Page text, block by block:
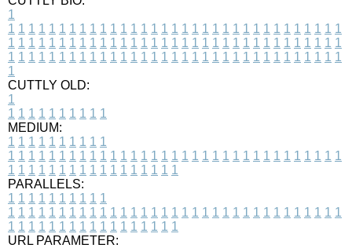
1
1 1 1 1 1 1 1 1 1 1 1 1 1 1 1 1 1 1 1 1 1 1 1 1 1 1 1 1 1 1 1 1 1
1 1 1 1 1 1 1 1 1 1 1 1 1 1 1 1 1 1 1 1 1 1 1 1 1 1 1 1 1 1 1 1 1
1 1 1 1 1 1 1 1 1 1 1 1 1 1 1 1 1 1 1 1 1 1 1 1 1 1 1 1 1 1 1 1 1
1
CUTTLY OLD:
1
1 1 1 1 1 1 1 1 1 1
MEDIUM:
1 1 1 1 1 1 1 1 1 1
1 1 1 1 1 1 1 1 1 1 1 1 1 1 1 1 1 1 1 1 1 1 1 1 1 1 1 1 1 1 1 1 1
1 1 1 1 1 1 1 1 1 1 1 1 1 1 1 1 1
PARALLELS:
1 1 1 1 1 1 1 1 1 1
1 1 1 1 1 1 1 1 1 1 1 1 1 1 1 1 1 1 1 1 1 1 1 1 1 1 1 1 1 1 1 1 1
1 1 1 1 1 1 1 1 1 1 1 1 1 1 1 1 1
URL PARAMETER: